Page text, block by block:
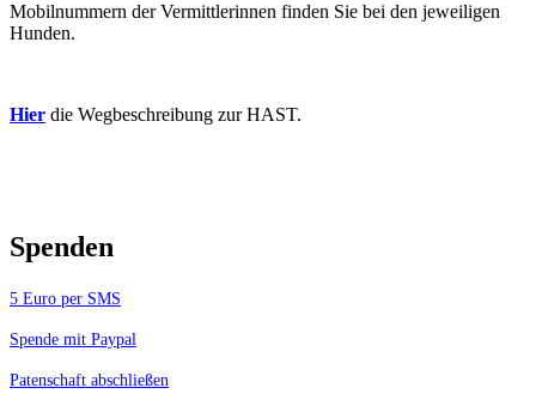
Mobilnummern der Vermittlerinnen finden Sie bei den jeweiligen
Hunden.
Hier die Wegbeschreibung zur HAST.
Spenden
5 Euro per SMS
Spende mit Paypal
Patenschaft abschließen